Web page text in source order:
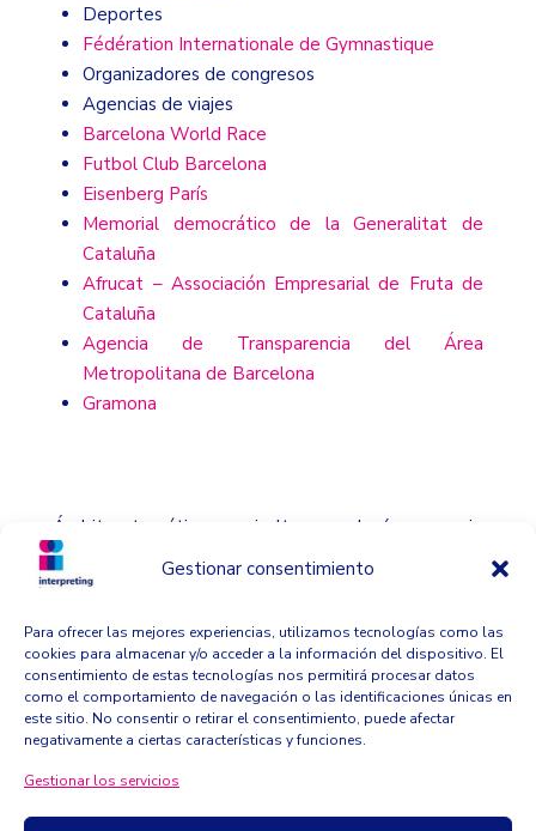
Gestionar consentimiento
Para ofrecer las mejores experiencias, utilizamos tecnologías como las
cookies para almacenar y/o acceder a la información del dispositivo. El
consentimiento de estas tecnologías nos permitirá procesar datos
como el comportamiento de navegación o las identificaciones únicas en
este sitio. No consentir o retirar el consentimiento, puede afectar
negativamente a ciertas características y funciones.
Gestionar los servicios
Deportes
Fédération Internationale de Gymnastique
Organizadores de congresos
Agencias de viajes
Barcelona World Race
Futbol Club Barcelona
Eisenberg París
Memorial democrático de la Generalitat de
Cataluña
Afrucat – Associación Empresarial de Fruta de
Cataluña
Agencia de Transparencia del Área
Metropolitana de Barcelona
Gramona
Ámbitos temáticos: agricultura, enología, comercio
exterior, medio ambiente, medicina, cultura, política,
sindicatos, economía, finanzas, deportes, náutica,
urbanismo.
info@interpreting.cat
– Teléfono: (0034) 609 779 842 –
Somos un grupo de intérpretes de conferencia y traductores